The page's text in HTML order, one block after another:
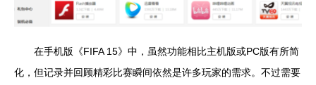
在手机版《FIFA 15》中，虽然功能相比主机版或PC版有所简
化，但记录并回顾精彩比赛瞬间依然是许多玩家的需求。不过需要